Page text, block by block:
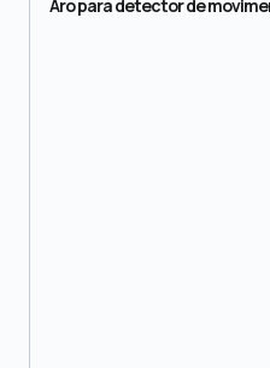
Aro para detector de